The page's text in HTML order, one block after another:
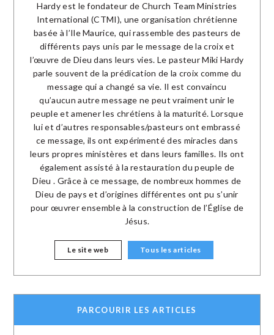
Hardy est le fondateur de Church Team Ministries
International (CTMI), une organisation chrétienne
basée à l’Ile Maurice, qui rassemble des pasteurs de
différents pays unis par le message de la croix et
l’œuvre de Dieu dans leurs vies. Le pasteur Miki Hardy
parle souvent de la prédication de la croix comme du
message qui a changé sa vie. Il est convaincu
qu’aucun autre message ne peut vraiment unir le
peuple et amener les chrétiens à la maturité. Lorsque
lui et d’autres responsables/pasteurs ont embrassé
ce message, ils ont expérimenté des miracles dans
leurs propres ministères et dans leurs familles. Ils ont
également assisté à la restauration du peuple de
Dieu . Grâce à ce message, de nombreux hommes de
Dieu de pays et d’origines différentes ont pu s’unir
pour œuvrer ensemble à la construction de l’Église de
Jésus.
Le site web Tous les articles
PARCOURIR LES ARTICLES